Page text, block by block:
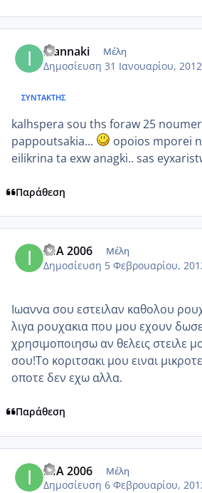
ioannaki Μέλη
Δημοσίευση 31 Ιανουαρίου, 2012
ΣΥΝΤΆΚΤΗΣ
kalhspera sou ths foraw 25
pappoutsakia...
opoios mporei
eilikrina ta exw anagki.. sas
Παράθεση
INA 2006 Μέλη
Δημοσίευση 5 Φεβρουαρίου,
Ιωαννα σου εστειλαν καθολου
λιγα ρουχακια που μου εχουν
χρησιμοποιησω αν θελεις στειλε
σου!Το κοριτσακι μου ειναι
οποτε δεν εχω αλλα.
Παράθεση
INA 2006 Μέλη
Δημοσίευση 6 Φεβρουαρίου,